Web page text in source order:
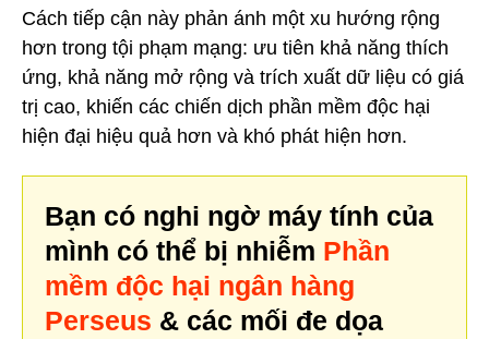
Cách tiếp cận này phản ánh một xu hướng rộng
hơn trong tội phạm mạng: ưu tiên khả năng thích
ứng, khả năng mở rộng và trích xuất dữ liệu có giá
trị cao, khiến các chiến dịch phần mềm độc hại
hiện đại hiệu quả hơn và khó phát hiện hơn.
Bạn có nghi ngờ máy tính của
mình có thể bị nhiễm Phần
mềm độc hại ngân hàng
Perseus & các mối đe dọa